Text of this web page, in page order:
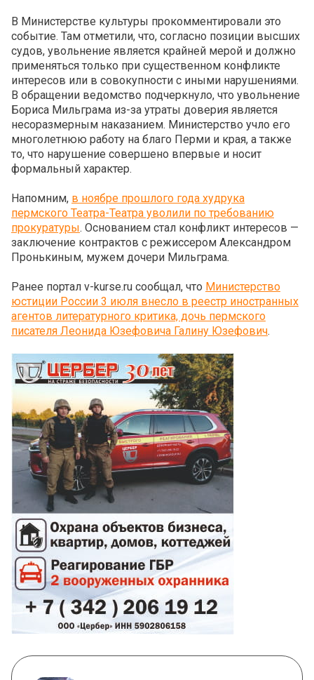
В Министерстве культуры прокомментировали это
событие. Там отметили, что, согласно позиции высших
судов, увольнение является крайней мерой и должно
применяться только при существенном конфликте
интересов или в совокупности с иными нарушениями.
В обращении ведомство подчеркнуло, что увольнение
Бориса Мильграма из-за утраты доверия является
несоразмерным наказанием. Министерство учло его
многолетнюю работу на благо Перми и края, а также
то, что нарушение совершено впервые и носит
формальный характер.
Напомним, в ноябре прошлого года худрука
пермского Театра-Театра уволили по требованию
прокуратуры. Основанием стал конфликт интересов —
заключение контрактов с режиссером Александром
Пронькиным, мужем дочери Мильграма.
Ранее портал v-kurse.ru сообщал, что Министерство
юстиции России 3 июля внесло в реестр иностранных
агентов литературного критика, дочь пермского
писателя Леонида Юзефовича Галину Юзефович.